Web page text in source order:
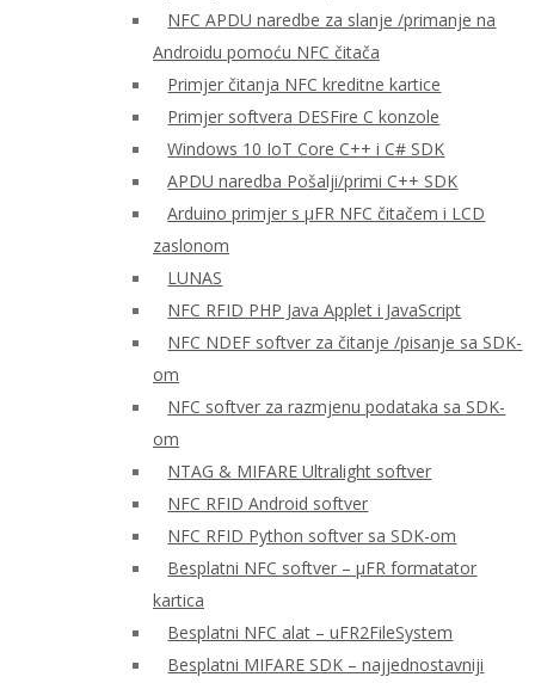
NFC APDU naredbe za slanje /primanje na
Androidu pomoću NFC čitača
Primjer čitanja NFC kreditne kartice
Primjer softvera DESFire C konzole
Windows 10 IoT Core C++ i C# SDK
APDU naredba Pošalji/primi C++ SDK
Arduino primjer s μFR NFC čitačem i LCD
zaslonom
LUNAS
NFC RFID PHP Java Applet i JavaScript
NFC NDEF softver za čitanje /pisanje sa SDK-
om
NFC softver za razmjenu podataka sa SDK-
om
NTAG & MIFARE Ultralight softver
NFC RFID Android softver
NFC RFID Python softver sa SDK-om
Besplatni NFC softver – μFR formatator
kartica
Besplatni NFC alat – uFR2FileSystem
Besplatni MIFARE SDK – najjednostavniji